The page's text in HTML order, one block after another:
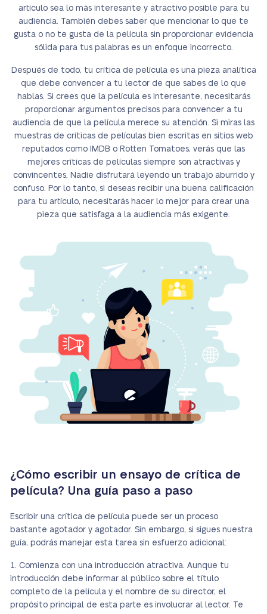
artículo sea lo más interesante y atractivo posible para tu
audiencia. También debes saber que mencionar lo que te
gusta o no te gusta de la película sin proporcionar evidencia
sólida para tus palabras es un enfoque incorrecto.
Después de todo, tu crítica de película es una pieza analítica
que debe convencer a tu lector de que sabes de lo que
hablas. Si crees que la película es interesante, necesitarás
proporcionar argumentos precisos para convencer a tu
audiencia de que la película merece su atención. Si miras las
muestras de críticas de películas bien escritas en sitios web
reputados como IMDB o Rotten Tomatoes, verás que las
mejores críticas de películas siempre son atractivas y
convincentes. Nadie disfrutará leyendo un trabajo aburrido y
confuso. Por lo tanto, si deseas recibir una buena calificación
para tu artículo, necesitarás hacer lo mejor para crear una
pieza que satisfaga a la audiencia más exigente.
¿Cómo escribir un ensayo de crítica de
película? Una guía paso a paso
Escribir una crítica de película puede ser un proceso
bastante agotador y agotador. Sin embargo, si sigues nuestra
guía, podrás manejar esta tarea sin esfuerzo adicional:
Comienza con una introducción atractiva. Aunque tu
introducción debe informar al público sobre el título
completo de la película y el nombre de su director, el
propósito principal de esta parte es involucrar al lector. Te